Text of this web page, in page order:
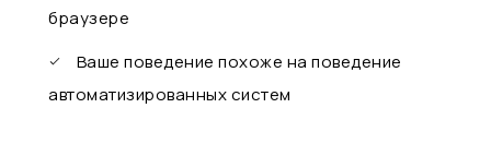
браузере
Ваше поведение похоже на поведение
автоматизированных систем